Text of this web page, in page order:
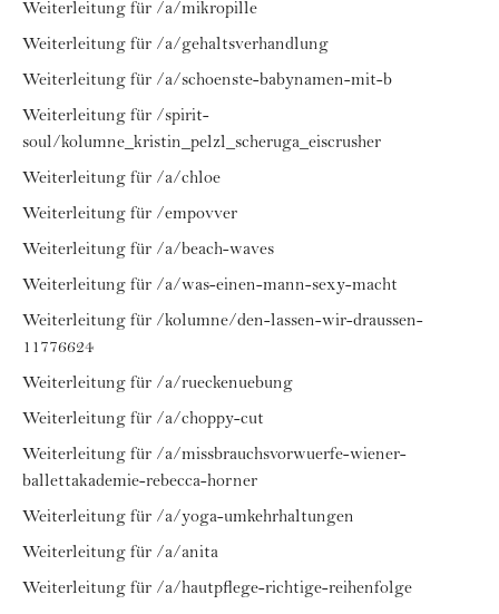
Weiterleitung für /a/mikropille
Weiterleitung für /a/gehaltsverhandlung
Weiterleitung für /a/schoenste-babynamen-mit-b
Weiterleitung für /spirit-
soul/kolumne_kristin_pelzl_scheruga_eiscrusher
Weiterleitung für /a/chloe
Weiterleitung für /empovver
Weiterleitung für /a/beach-waves
Weiterleitung für /a/was-einen-mann-sexy-macht
Weiterleitung für /kolumne/den-lassen-wir-draussen-
11776624
Weiterleitung für /a/rueckenuebung
Weiterleitung für /a/choppy-cut
Weiterleitung für /a/missbrauchsvorwuerfe-wiener-
ballettakademie-rebecca-horner
Weiterleitung für /a/yoga-umkehrhaltungen
Weiterleitung für /a/anita
Weiterleitung für /a/hautpflege-richtige-reihenfolge